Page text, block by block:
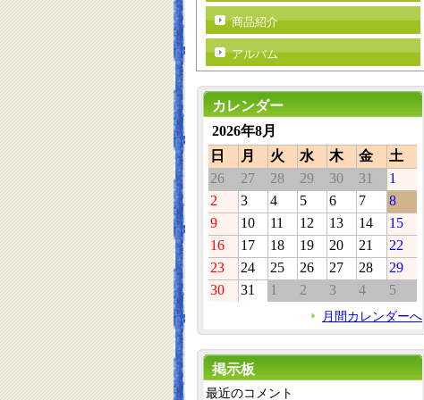
商品紹介
アルバム
カレンダー
2026年8月
日
月 火 水 木 金
土
26
27 28 29 30 31
1
2
3 4 5 6 7
8
9
10 11 12 13 14
15
16
17 18 19 20 21
22
23
24 25 26 27 28
29
30
31 1 2 3 4 5
月間カレンダーへ
掲示板
最近のコメント